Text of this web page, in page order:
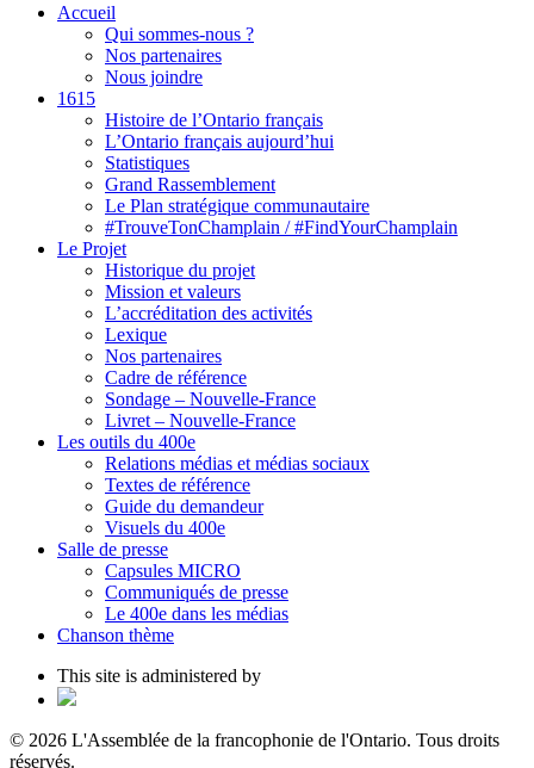
Accueil
Qui sommes-nous ?
Nos partenaires
Nous joindre
1615
Histoire de l’Ontario français
L’Ontario français aujourd’hui
Statistiques
Grand Rassemblement
Le Plan stratégique communautaire
#TrouveTonChamplain / #FindYourChamplain
Le Projet
Historique du projet
Mission et valeurs
L’accréditation des activités
Lexique
Nos partenaires
Cadre de référence
Sondage – Nouvelle-France
Livret – Nouvelle-France
Les outils du 400e
Relations médias et médias sociaux
Textes de référence
Guide du demandeur
Visuels du 400e
Salle de presse
Capsules MICRO
Communiqués de presse
Le 400e dans les médias
Chanson thème
This site is administered by
© 2026 L'Assemblée de la francophonie de l'Ontario. Tous droits
réservés.